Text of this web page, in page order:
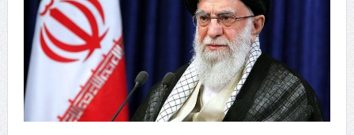
الموقف الأسبوعيّ: شعب البحرين سيقطع الأيدي التي تنال
من شعائر عاشوراء.. ولن يساوم على هويّته وقيمه في
الحريّة والتحرير
مقال: عاشوراء البحرين… ميدان جهاد بالكلمة